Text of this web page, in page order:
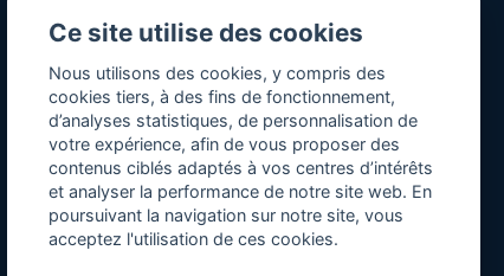
Locations vacances entre
Ruedesvacances
Crédit photos
Ce site utilise des cookies
Nous utilisons des cookies, y compris des
cookies tiers, à des fins de fonctionnement,
d’analyses statistiques, de personnalisation de
votre expérience, afin de vous proposer des
contenus ciblés adaptés à vos centres d’intérêts
et analyser la performance de notre site web. En
poursuivant la navigation sur notre site, vous
acceptez l'utilisation de ces cookies.